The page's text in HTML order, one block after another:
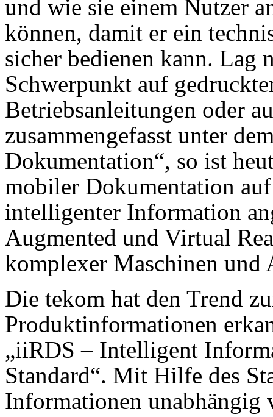
und wie sie einem Nutzer
können, damit er ein
sicher bedienen kann. Lag
Schwerpunkt auf
Betriebsanleitungen oder
zusammengefasst unter
Dokumentation“, so ist
mobiler Dokumentation
intelligenter Information
Augmented und Virtual
komplexer Maschinen und
Die tekom hat den Trend
Produktinformationen
„iiRDS – Intelligent
Standard“. Mit Hilfe des
Informationen unabhängig